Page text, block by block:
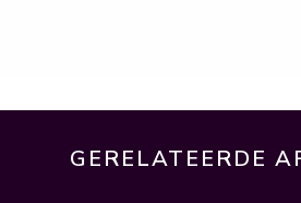
GERELATEERDE